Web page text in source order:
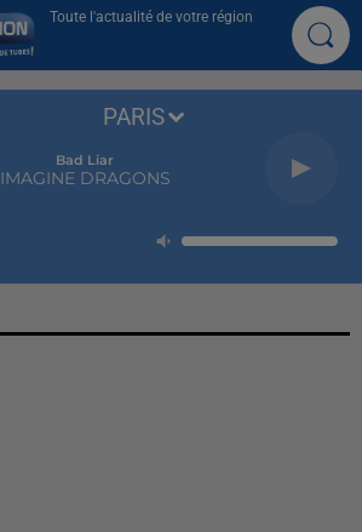
Toute l'actualité de votre région
Bad Liar
IMAGINE DRAGONS
PARIS